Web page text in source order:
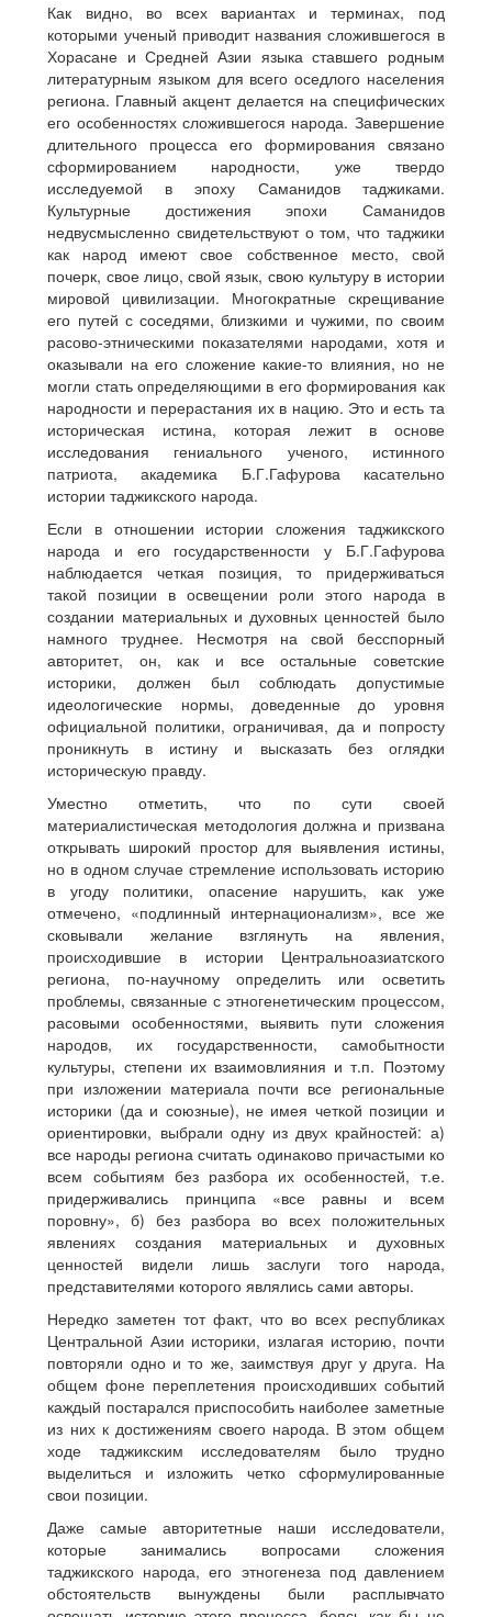
Как видно, во всех вариантах и терминах, под
которыми ученый приводит названия сложившегося в
Хорасане и Средней Азии языка ставшего родным
литературным языком для всего оседлого населения
региона. Главный акцент делается на специфических
его особенностях сложившегося народа. Завершение
длительного процесса его формирования связано
сформированием народности, уже твердо
исследуемой в эпоху Саманидов таджиками.
Культурные достижения эпохи Саманидов
недвусмысленно свидетельствуют о том, что таджики
как народ имеют свое собственное место, свой
почерк, свое лицо, свой язык, свою культуру в истории
мировой цивилизации. Многократные скрещивание
его путей с соседями, близкими и чужими, по своим
расово-этническими показателями народами, хотя и
оказывали на его сложение какие-то влияния, но не
могли стать определяющими в его формирования как
народности и перерастания их в нацию. Это и есть та
историческая истина, которая лежит в основе
исследования гениального ученого, истинного
патриота, академика Б.Г.Гафурова касательно
истории таджикского народа.
Если в отношении истории сложения таджикского
народа и его государственности у Б.Г.Гафурова
наблюдается четкая позиция, то придерживаться
такой позиции в освещении роли этого народа в
создании материальных и духовных ценностей было
намного труднее. Несмотря на свой бесспорный
авторитет, он, как и все остальные советские
историки, должен был соблюдать допустимые
идеологические нормы, доведенные до уровня
официальной политики, ограничивая, да и попросту
проникнуть в истину и высказать без оглядки
историческую правду.
Уместно отметить, что по сути своей
материалистическая методология должна и призвана
открывать широкий простор для выявления истины,
но в одном случае стремление использовать историю
в угоду политики, опасение нарушить, как уже
отмечено, «подлинный интернационализм», все же
сковывали желание взглянуть на явления,
происходившие в истории Центральноазиатского
региона, по-научному определить или осветить
проблемы, связанные с этногенетическим процессом,
расовыми особенностями, выявить пути сложения
народов, их государственности, самобытности
культуры, степени их взаимовлияния и т.п. Поэтому
при изложении материала почти все региональные
историки (да и союзные), не имея четкой позиции и
ориентировки, выбрали одну из двух крайностей: а)
все народы региона считать одинаково причастыми ко
всем событиям без разбора их особенностей, т.е.
придерживались принципа «все равны и всем
поровну», б) без разбора во всех положительных
явлениях создания материальных и духовных
ценностей видели лишь заслуги того народа,
представителями которого являлись сами авторы.
Нередко заметен тот факт, что во всех республиках
Центральной Азии историки, излагая историю, почти
повторяли одно и то же, заимствуя друг у друга. На
общем фоне переплетения происходивших событий
каждый постарался приспособить наиболее заметные
из них к достижениям своего народа. В этом общем
ходе таджикским исследователям было трудно
выделиться и изложить четко сформулированные
свои позиции.
Даже самые авторитетные наши исследователи,
которые занимались вопросами сложения
таджикского народа, его этногенеза под давлением
обстоятельств вынуждены были расплывчато